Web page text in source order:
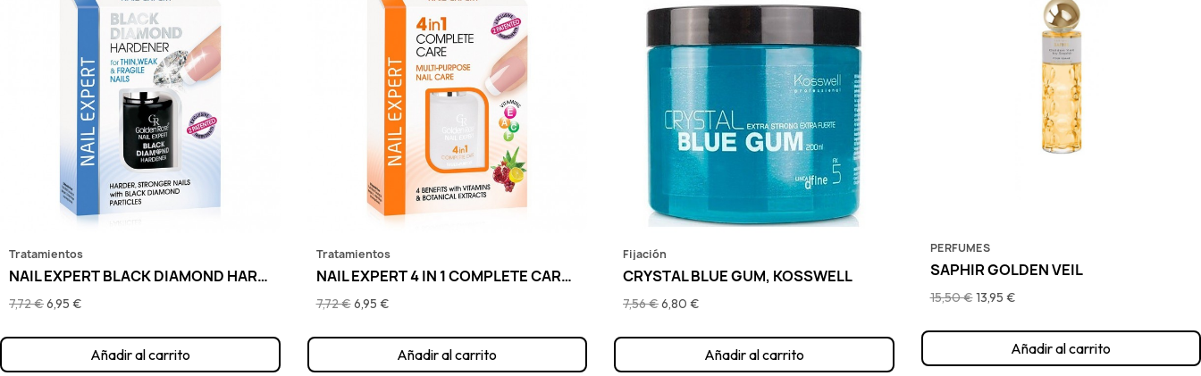
Tratamientos
NAIL EXPERT BLACK DIAMOND HARDENER, GOLDEN ROSE
7,72 €6,95 €
Añadir al carrito
Tratamientos
NAIL EXPERT 4 IN 1 COMPLETE CARE, GOLDEN ROSE
7,72 €6,95 €
Añadir al carrito
Fijación
CRYSTAL BLUE GUM, KOSSWELL
7,56 €6,80 €
Añadir al carrito
PERFUMES
SAPHIR GOLDEN VEIL
15,50 €13,95 €
Añadir al carrito